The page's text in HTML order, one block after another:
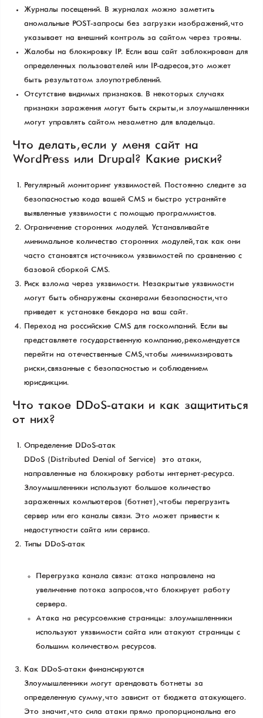
Журналы посещений. В журналах можно заметить
аномальные POST-запросы без загрузки изображений, что
указывает на внешний контроль за сайтом через трояны.
Жалобы на блокировку IP. Если ваш сайт заблокирован для
определенных пользователей или IP-адресов, это может
быть результатом злоупотреблений.
Отсутствие видимых признаков. В некоторых случаях
признаки заражения могут быть скрыты, и злоумышленники
могут управлять сайтом незаметно для владельца.
Что делать, если у меня сайт на
WordPress или Drupal? Какие риски?
Регулярный мониторинг уязвимостей. Постоянно следите за
безопасностью кода вашей CMS и быстро устраняйте
выявленные уязвимости с помощью программистов.
Ограничение сторонних модулей. Устанавливайте
минимальное количество сторонних модулей, так как они
часто становятся источником уязвимостей по сравнению с
базовой сборкой CMS.
Риск взлома через уязвимости. Незакрытые уязвимости
могут быть обнаружены сканерами безопасности, что
приведет к установке бекдора на ваш сайт.
Переход на российские CMS для госкомпаний. Если вы
представляете государственную компанию, рекомендуется
перейти на отечественные CMS, чтобы минимизировать
риски, связанные с безопасностью и соблюдением
юрисдикции.
Что такое DDoS-атаки и как защититься
от них?
Определение DDoS-атак
DDoS (Distributed Denial of Service) — это атаки,
направленные на блокировку работы интернет-ресурса.
Злоумышленники используют большое количество
зараженных компьютеров (ботнет), чтобы перегрузить
сервер или его каналы связи. Это может привести к
недоступности сайта или сервиса.
Типы DDoS-атак
Перегрузка канала связи: атака направлена на
увеличение потока запросов, что блокирует работу
сервера.
Атака на ресурсоемкие страницы: злоумышленники
используют уязвимости сайта или атакуют страницы с
большим количеством ресурсов.
Как DDoS-атаки финансируются
Злоумышленники могут арендовать ботнеты за
определенную сумму, что зависит от бюджета атакующего.
Это значит, что сила атаки прямо пропорциональна его